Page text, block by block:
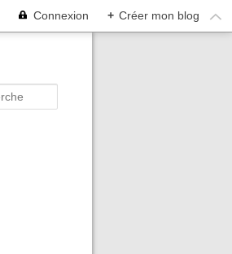
Connexion + Créer mon blog